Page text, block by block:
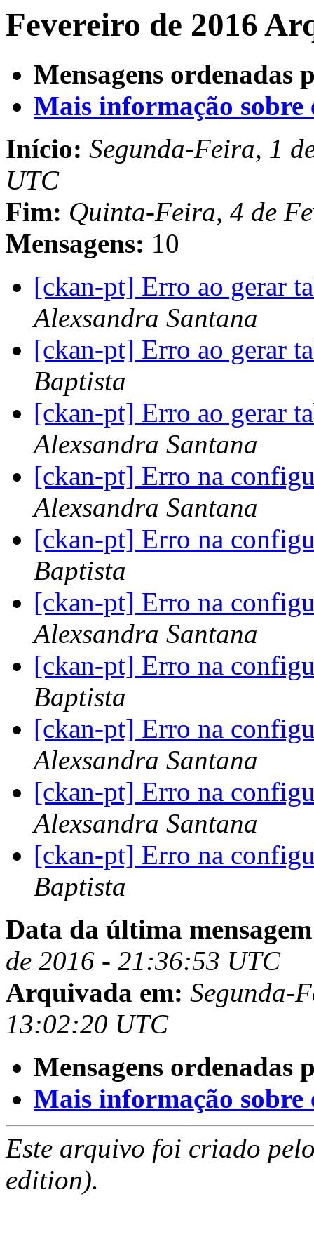
Fevereiro de 2016
Mensagens ordenadas
Mais informação sobre
Início: Segunda-Feira, 1
UTC
Fim: Quinta-Feira, 4 de
Mensagens: 10
[ckan-pt] Erro ao gerar
Alexsandra Santana
[ckan-pt] Erro ao gerar
Baptista
[ckan-pt] Erro ao gerar
Alexsandra Santana
[ckan-pt] Erro na
Alexsandra Santana
[ckan-pt] Erro na
Baptista
[ckan-pt] Erro na
Alexsandra Santana
[ckan-pt] Erro na
Baptista
[ckan-pt] Erro na
Alexsandra Santana
[ckan-pt] Erro na
Alexsandra Santana
[ckan-pt] Erro na
Baptista
Data da última
de 2016 - 21:36:53 UTC
Arquivada em: Segunda-
13:02:20 UTC
Mensagens ordenadas
Mais informação sobre
Este arquivo foi criado
edition).